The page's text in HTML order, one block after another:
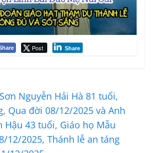
Post Share
Nguyễn Hải Hà 81 tuổi,
Qua đời 08/12/2025 và Anh
Hậu 43 tuổi, Giáo họ Mẫu
12/2025, Thánh lễ an táng